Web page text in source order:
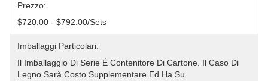
Prezzo:
$720.00 - $792.00/sets
Imballaggi Particolari:
Il Imballaggio Di Serie È Contenitore Di Cartone. Il Caso Di
Legno Sarà Costo Supplementare Ed Ha Su